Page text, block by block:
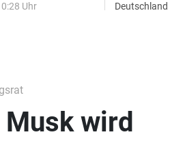
Uhr
Deutschland
wird